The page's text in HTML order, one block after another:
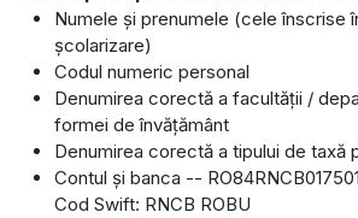
Numele şi prenumele (cele înscrise
şcolarizare)
Codul numeric personal
Denumirea corectă a facultăţii /
formei de învăţământ
Denumirea corectă a tipului de taxă
Contul şi banca --
Cod Swift: RNCB ROBU